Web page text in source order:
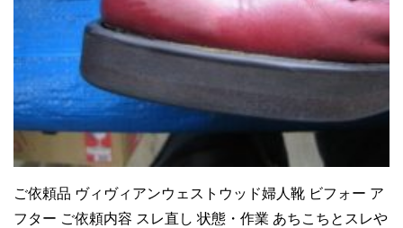
ご依頼品 ヴィヴィアンウェストウッド婦人靴 ビフォー ア
フター ご依頼内容 スレ直し 状態・作業 あちこちとスレや